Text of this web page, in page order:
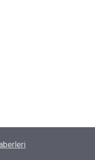
susarsa gelecek